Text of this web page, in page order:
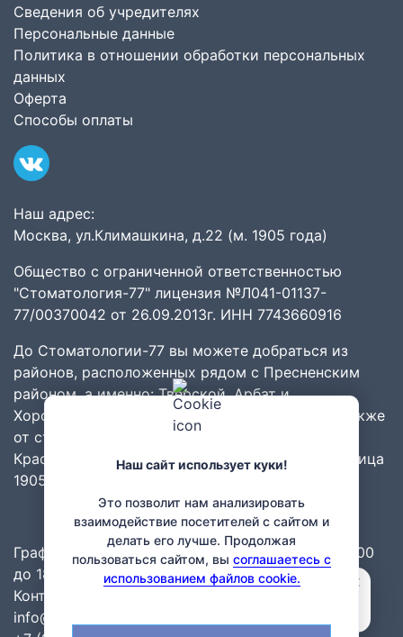
Сведения об учредителях
Персональные данные
Политика в отношении обработки персональных
данных
Оферта
Способы оплаты
Наш адрес:
Москва, ул.Климашкина, д.22 (м. 1905 года)
Общество с ограниченной ответственностью
"Стоматология-77" лицензия №Л041-01137-
77/00370042 от 26.09.2013г. ИНН 7743660916
До Стоматологии-77 вы можете добраться из
районов, расположенных рядом с Пресненским
районом, а именно:Тверской,Арбати
Хорошёвский
Хамовники,Дорогомилово
. А также
от станций метро:
Белорусская
Краснопресненская ,Беговая ,Баррикадная
Улица
1905 года
График работы: ПН-СБ: с 9.00 до 21.00 ВС: с 10.00
до 18.00, без перерывов и выходных.
Контакты:
info@stomatolog-77.ru
Наш сайт использует куки!
Это позволит нам анализировать
взаимодействие посетителей с сайтом и
делать его лучше. Продолжая
пользоваться сайтом, вы соглашаетесь с
использованием файлов cookie.
×
Мила